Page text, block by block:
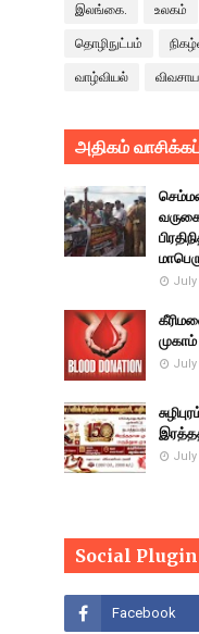
இலங்கை. உலகம்
தொழிநுட்பம்
வாழ்வியல்
அதிகம்
July
முகாம்
July
July
Social Plugin